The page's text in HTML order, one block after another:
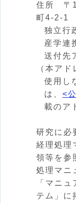
住所 〒
町4-2-1
独立行
産学連
送付先
（本ア
使用し
は、 <
載のア
研究に必
経理処理
領等を参
処理マニ
「マニ
テム」に